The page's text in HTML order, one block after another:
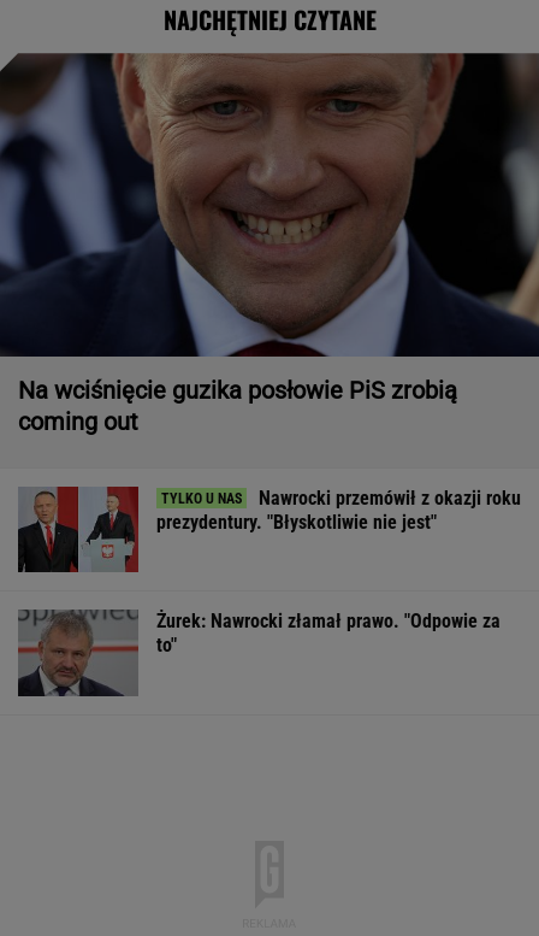
NAJCHĘTNIEJ CZYTANE
Na wciśnięcie guzika posłowie PiS zrobią
coming out
Nawrocki przemówił z okazji roku
prezydentury. "Błyskotliwie nie jest"
Żurek: Nawrocki złamał prawo. "Odpowie za
to"